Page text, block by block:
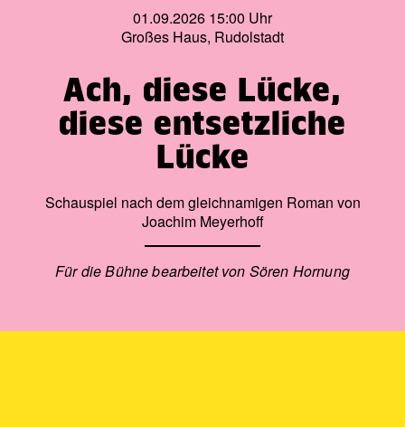
01.09.2026 15:00 Uhr
Großes Haus, Rudolstadt
Ach, diese Lücke,
diese entsetzliche
Lücke
Schauspiel nach dem gleichnamigen Roman von
Joachim Meyerhoff
Für die Bühne bearbeitet von Sören Hornung